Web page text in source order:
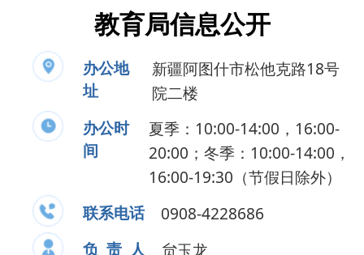
办公时
夏季：10:00-14:00，16:00-
20:00；冬季：10:00-14:00，
16:00-19:30（节假日除外）
联系电话
0908-4228686
负 责 人
贠玉龙
公开事项
领导成员